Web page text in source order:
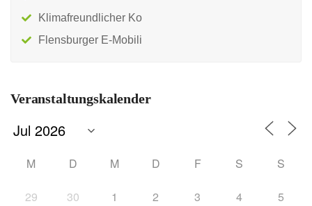
Klimafreundlicher Ko
Flensburger E-Mobili
Veranstaltungskalender
M D M D F S S
29 30 1 2 3 4 5